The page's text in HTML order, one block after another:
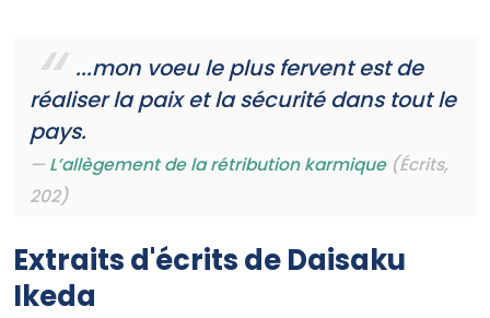
...mon voeu le plus fervent est de
réaliser la paix et la sécurité dans tout le
pays.
L’allègement de la rétribution karmique(Écrits,
202)
Extraits d'écrits de Daisaku
Ikeda